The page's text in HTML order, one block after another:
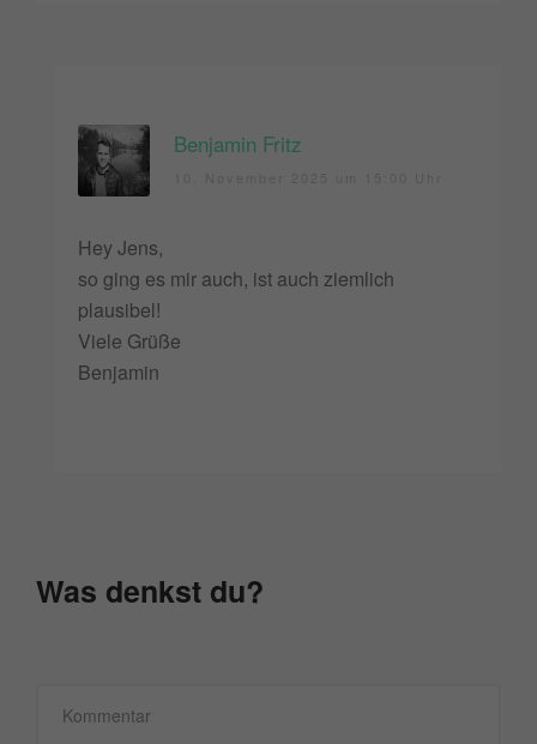
Benjamin Fritz
Hey Jens,
so ging es mir auch, ist auch ziemlich
plausibel!
Viele Grüße
Benjamin
Was denkst du?